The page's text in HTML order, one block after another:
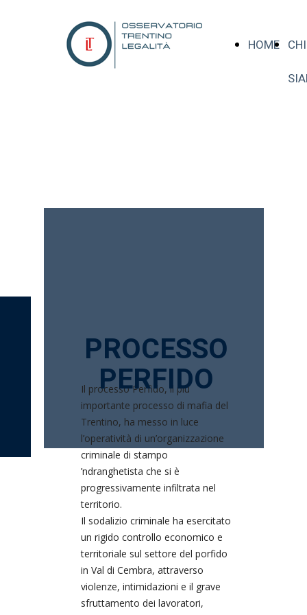
HOME CHI
PROCESSO
PERFIDO
Il processo Perfido, il più
importante processo di mafia del
Trentino, ha messo in luce
l’operatività di un’organizzazione
criminale di stampo
’ndranghetista che si è
progressivamente infiltrata nel
territorio.
Il sodalizio criminale ha esercitato
un rigido controllo economico e
territoriale sul settore del porfido
in Val di Cembra, attraverso
violenze, intimidazioni e il grave
sfruttamento dei lavoratori,